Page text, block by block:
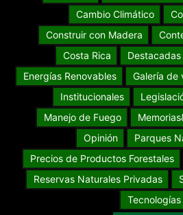
Cambio Climático
Construir con Madera
Costa Rica
Destacadas
Energías Renovables
Galería de
Institucionales
Manejo de Fuego
Opinión
Parques
Precios de Productos Forestales
Reservas Naturales Privadas
Tecnologías